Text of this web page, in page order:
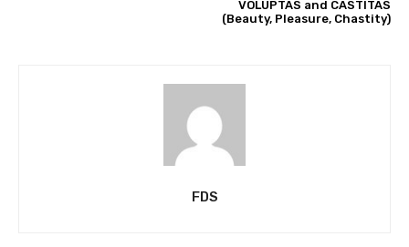
VOLUPTAS and CASTITAS
(Beauty, Pleasure, Chastity)
FDS